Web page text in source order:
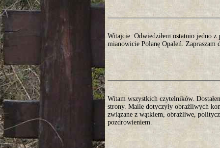
Witajcie. Odwiedziłem ostatnio jedno z
mianowicie Polanę Opaleń. Zapraszam
Witam wszystkich czytelników.
strony. Maile dotyczyły obraźliwych
związane z wątkiem, obraźliwe,
pozdrowieniem.